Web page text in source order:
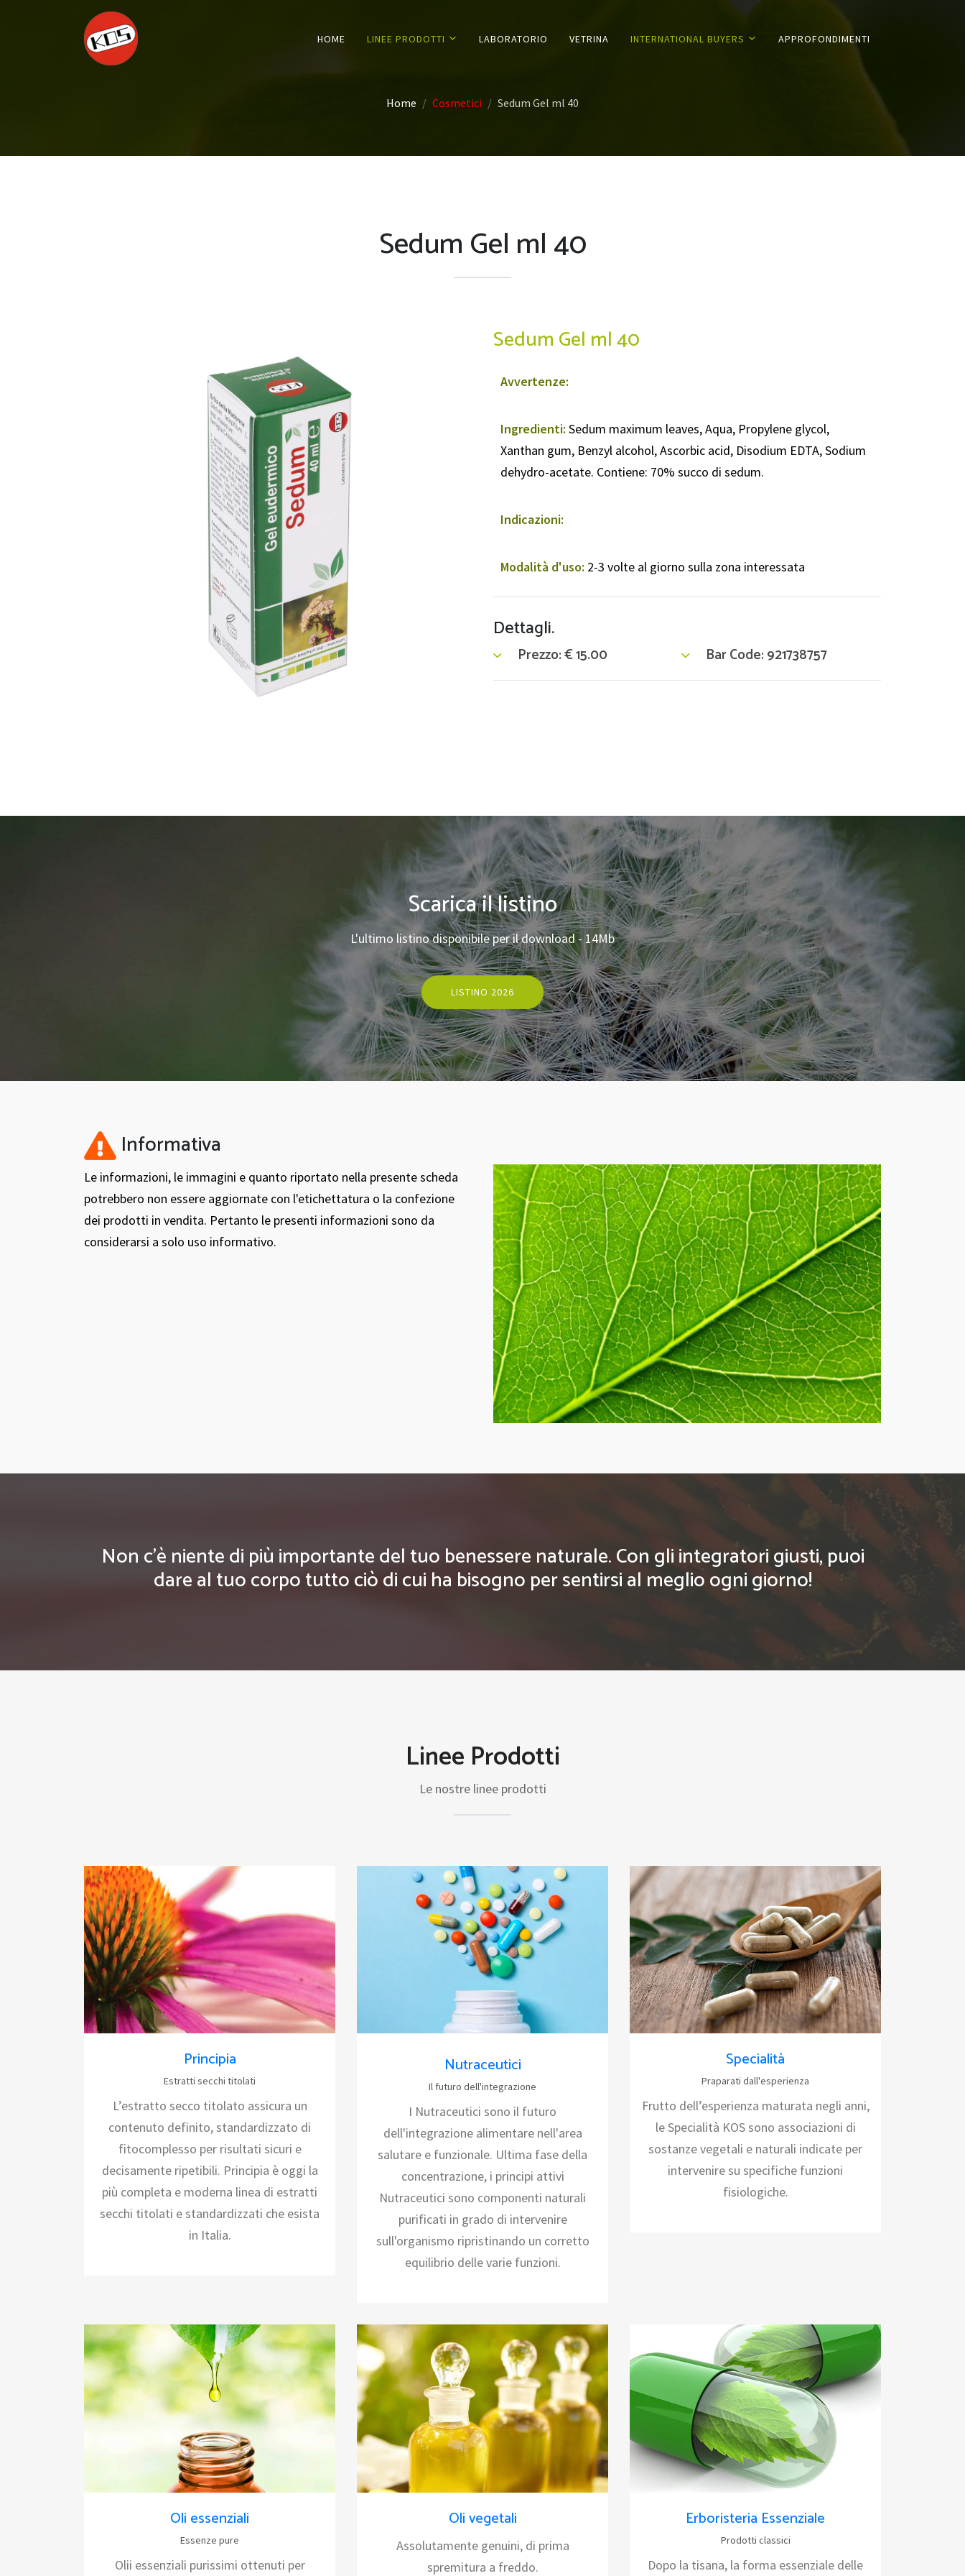
HOME LINEE PRODOTTI LABORATORIO VETRINA INTERNATIONAL BUYERS APPROFONDIMENTI
Home Cosmetici Sedum Gel ml 40
Sedum Gel ml 40
Sedum Gel ml 40
Avvertenze:
Ingredienti: Sedum maximum leaves, Aqua, Propylene glycol,
Xanthan gum, Benzyl alcohol, Ascorbic acid, Disodium EDTA, Sodium
dehydro-acetate. Contiene: 70% succo di sedum.
Indicazioni:
Modalità d'uso: 2-3 volte al giorno sulla zona interessata
Dettagli.
Prezzo:€15.00 Bar Code: 921738757
Scarica il listino
L'ultimo listino disponibile per il download - 14Mb
LISTINO 2026
Informativa
Le informazioni, le immagini e quanto riportato nella presente scheda
potrebbero non essere aggiornate con l'etichettatura o la confezione
dei prodotti in vendita. Pertanto le presenti informazioni sono da
considerarsi a solo uso informativo.
Non c'è niente di più importante del tuo benessere naturale. Con gli integratori giusti, puoi
dare al tuo corpo tutto ciò di cui ha bisogno per sentirsi al meglio ogni giorno!
Linee Prodotti
Le nostre linee prodotti
Principia
Estratti secchi titolati
L’estratto secco titolato assicura un
contenuto definito, standardizzato di
fitocomplesso per risultati sicuri e
decisamente ripetibili. Principia è oggi la
più completa e moderna linea di estratti
secchi titolati e standardizzati che esista
in Italia.
Nutraceutici
Il futuro dell'integrazione
I Nutraceutici sono il futuro
dell'integrazione alimentare nell'area
salutare e funzionale. Ultima fase della
concentrazione, i principi attivi
Nutraceutici sono componenti naturali
purificati in grado di intervenire
sull'organismo ripristinando un corretto
equilibrio delle varie funzioni.
Specialità
Praparati dall'esperienza
Frutto dell’esperienza maturata negli anni,
le Specialità KOS sono associazioni di
sostanze vegetali e naturali indicate per
intervenire su specifiche funzioni
fisiologiche.
Oli essenziali
Essenze pure
Olii essenziali purissimi ottenuti per
Oli vegetali
Assolutamente genuini, di prima
spremitura a freddo.
Erboristeria Essenziale
Prodotti classici
Dopo la tisana, la forma essenziale delle